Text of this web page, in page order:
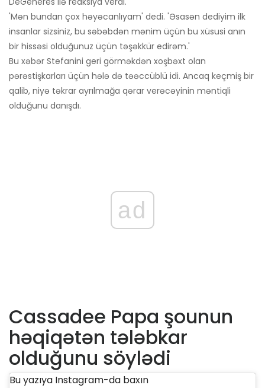
'Mən bundan çox həyəcanlıyam' dedi. 'Əsasən dediyim ilk
insanlar sizsiniz, bu səbəbdən mənim üçün bu xüsusi anın
bir hissəsi olduğunuz üçün təşəkkür edirəm.'
Bu xəbər Stefanini geri görməkdən xoşbəxt olan
pərəstişkarları üçün hələ də təəccüblü idi. Ancaq keçmiş bir
qalib, niyə təkrar ayrılmağa qərar verəcəyinin məntiqli
olduğunu danışdı.
ad
Cassadee Papa şounun
həqiqətən tələbkar
olduğunu söylədi
Bu yazıya Instagram-da baxın